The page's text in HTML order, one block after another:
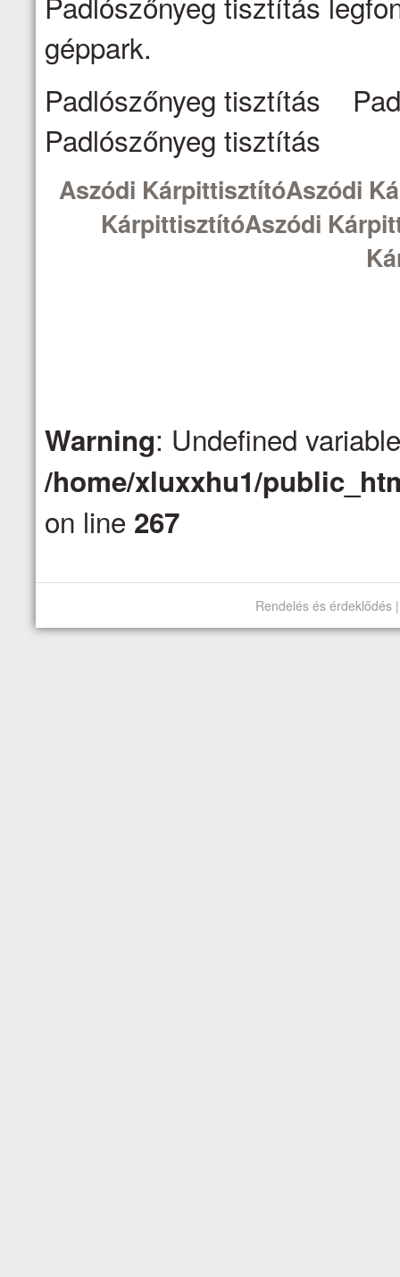
géppark.
Padlószőnyeg tisztítás
Padlószőnyeg tisztítás
Aszódi KárpittisztítóAszódi
KárpittisztítóAszódi
Warning: Undefined
/home/xluxxhu1/
on line 267
Rendelés és érdeklődés